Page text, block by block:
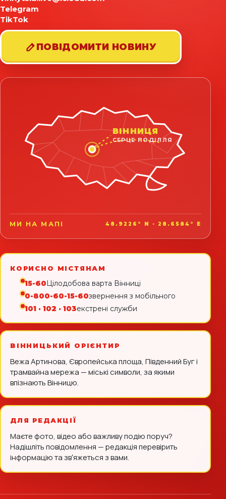
Telegram
TikTok
ПОВІДОМИТИ НОВИНУ
ВІННИЦЯ
СЕРЦЕ ПОДІЛЛЯ
МИ НА МАПІ 48.9226° N · 28.6584° E
КОРИСНО МІСТЯНАМ
15-60Цілодобова варта Вінниці
0-800-60-15-60звернення з мобільного
101 · 102 · 103екстрені служби
ВІННИЦЬКИЙ ОРІЄНТИР
Вежа Артинова, Європейська площа, Південний Буг і
трамвайна мережа — міські символи, за якими
впізнають Вінницю.
ДЛЯ РЕДАКЦІЇ
Маєте фото, відео або важливу подію поруч?
Надішліть повідомлення — редакція перевірить
інформацію та звʼяжеться з вами.